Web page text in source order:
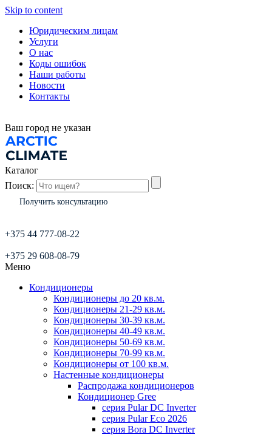
Skip to content
Юридическим лицам
Услуги
О нас
Коды ошибок
Наши работы
Новости
Контакты
Ваш город не указан
Каталог
Поиск:
Получить консультацию
+375 44 777-08-22
+375 29 608-08-79
Меню
Кондиционеры
Кондиционеры до 20 кв.м.
Кондиционеры 21-29 кв.м.
Кондиционеры 30-39 кв.м.
Кондиционеры 40-49 кв.м.
Кондиционеры 50-69 кв.м.
Кондиционеры 70-99 кв.м.
Кондиционеры от 100 кв.м.
Настенные кондиционеры
Распродажа кондиционеров
Кондиционер Gree
серия Pular DC Inverter
серия Pular Eco 2026
серия Bora DC Inverter